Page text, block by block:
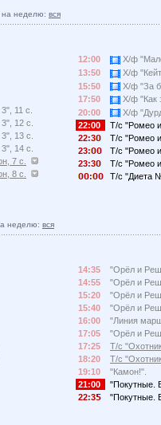
на неделю: вся
11 с.
12 с.
13 с.
14 с.
7 с.
8 с.
12:00
Х/ф
13:50
Х/ф
15:50
Х/ф "За
17:50
Х/ф "Как
20:00
Х/ф
22:00
Т/с "Ромео
22:3
Т/с "Ромео
23:
Т/с "Ромео
23:3
Т/с "Ромео
:
Т/с "Диета
неделю: вся
14:35
"Орёл и
14:55
"Орёл и
15:20
"Орёл и
15:40
"Орёл и
16:00
"Линия
17:05
"Орёл и
17:25
Т/с
18:20
Т/с
19:10
"Камон!".
21:00
"Покутные.
22:3
"Покутные.